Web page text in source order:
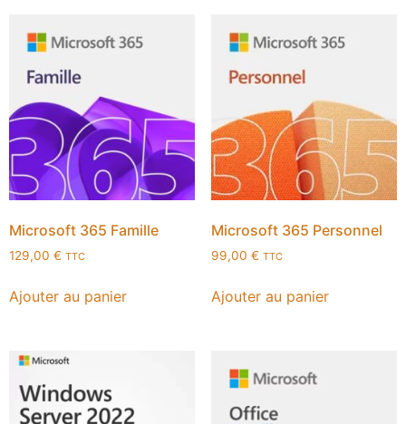
Microsoft 365 Famille
129,00 € TTC
Ajouter au panier
Microsoft 365 Personnel
99,00 € TTC
Ajouter au panier